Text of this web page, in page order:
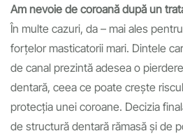
Am nevoie de coroană după un
În multe cazuri, da – mai ales
forțelor masticatorii mari. Dintele
de canal prezintă adesea o
dentară, ceea ce poate crește
protecția unei coroane. Decizia
de structură dentară rămasă și de